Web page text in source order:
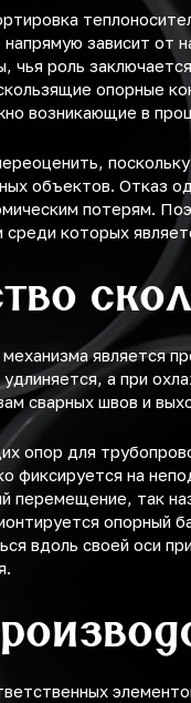
зависит от
чья роль
опорные
возникающие в
объектов. Отказ
потерям.
среди которых
является
а при
сварных швов и
опор для
фиксируется на
перемещение, так
опорный
вдоль своей оси